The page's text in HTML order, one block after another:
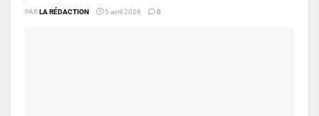
PARLA RÉDACTION 5 avril 2026 0